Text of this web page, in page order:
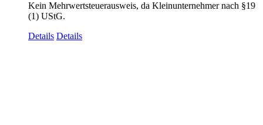
Kein Mehrwertsteuerausweis, da Kleinunternehmer nach §19
(1) UStG.
Details Details